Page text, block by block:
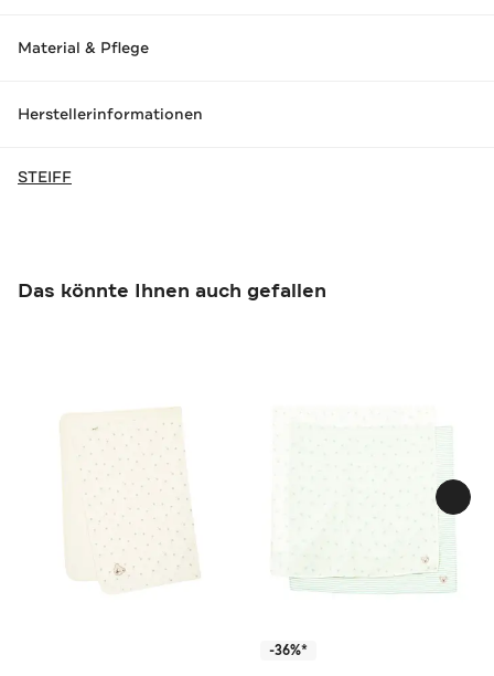
Material & Pflege
Herstellerinformationen
STEIFF
Das könnte Ihnen auch gefallen
-36%*